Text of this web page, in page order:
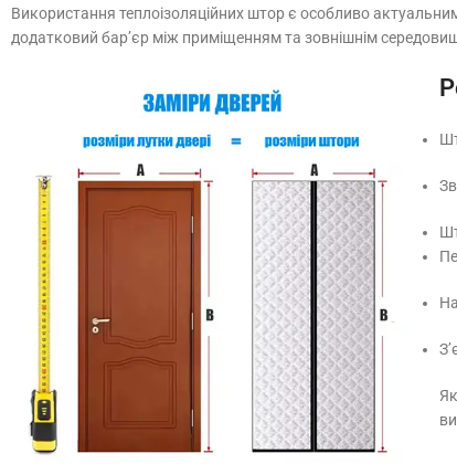
Використання теплоізоляційних штор є особливо
додатковий бар’єр між приміщенням та зовнішнім